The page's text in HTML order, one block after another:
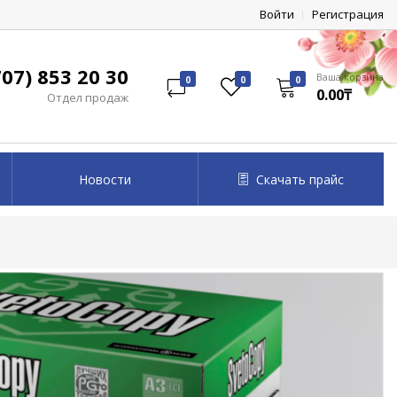
Войти Регистрация
853 20 30
Отдел продаж
0 0 0 Ваша корзина
0.00₸
Новости Скачать прайс